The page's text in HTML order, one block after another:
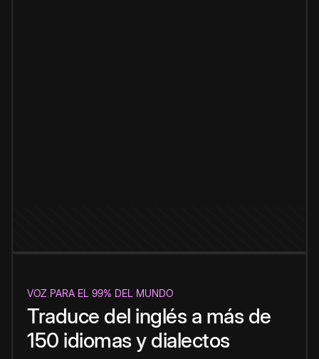
VOZ PARA EL 99% DEL MUNDO
Traduce del inglés a más de
150 idiomas y dialectos